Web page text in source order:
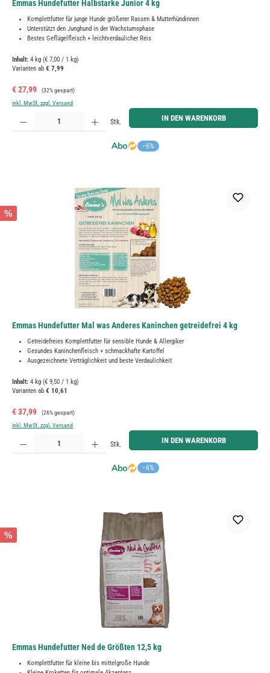
Emmas Hundefutter Halbstarke Junior 4 kg
Komplettfutter für junge Hunde größerer Rassen & Mutterhündinnen
Unterstützt den Junghund in der Wachstumsphase
Bestes Geflügelfleisch + leichtverdaulicher Reis
Inhalt: 4 kg (€ 7,00 / 1 kg)
Varianten ab € 7,99
Verkaufspreis:
€ 27,99 Regulärer Preis:
(32% gespart)
inkl. MwSt. zzgl. Versand
−6%
Produkt Anzahl: Gib den gewünschten Wert ein oder benutze die Schaltflächen um die Anzahl zu
Stk. IN DEN WARENKORB
%
Emmas Hundefutter Mal was Anderes Kaninchen getreidefrei 4 kg
Getreidefreies Komplettfutter für sensible Hunde & Allergiker
Gesundes Kaninchenfleisch + schmackhafte Kartoffel
Ausgezeichnete Verträglichkeit und beste Verdaulichkeit
Inhalt: 4 kg (€ 9,50 / 1 kg)
Varianten ab € 10,61
Verkaufspreis:
€ 37,99 Regulärer Preis:
(26% gespart)
inkl. MwSt. zzgl. Versand
−6%
Produkt Anzahl: Gib den gewünschten Wert ein oder benutze die Schaltflächen um die Anzahl zu
Stk. IN DEN WARENKORB
%
Emmas Hundefutter Ned de Größten 12,5 kg
Komplettfutter für kleine bis mittelgroße Hunde